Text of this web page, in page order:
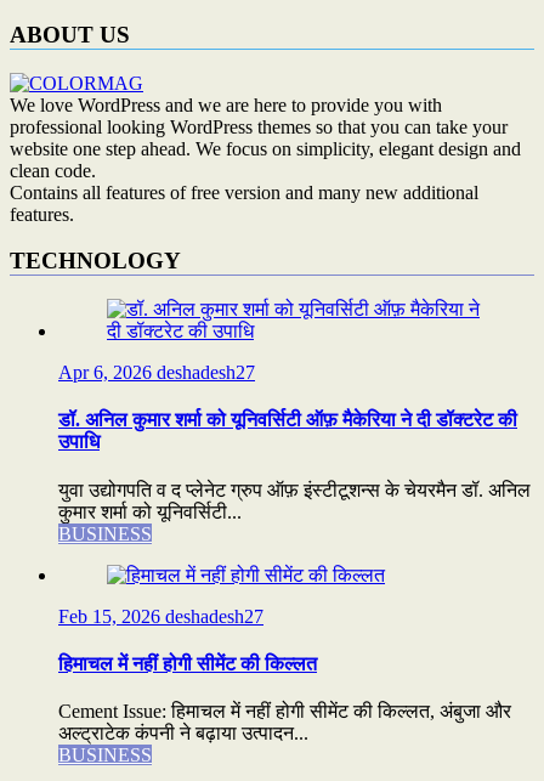
ABOUT US
We love WordPress and we are here to provide you with
professional looking WordPress themes so that you can take your
website one step ahead. We focus on simplicity, elegant design and
clean code.
Contains all features of free version and many new additional
features.
TECHNOLOGY
Apr 6, 2026 deshadesh27
डॉ. अनिल कुमार शर्मा को यूनिवर्सिटी ऑफ़ मैकेरिया ने दी डॉक्टरेट की
उपाधि
युवा उद्योगपति व द प्लेनेट ग्रुप ऑफ़ इंस्टीटूशन्स के चेयरमैन डॉ. अनिल
कुमार शर्मा को यूनिवर्सिटी...
BUSINESS
Feb 15, 2026 deshadesh27
हिमाचल में नहीं होगी सीमेंट की किल्लत
Cement Issue: हिमाचल में नहीं होगी सीमेंट की किल्लत, अंबुजा और
अल्ट्राटेक कंपनी ने बढ़ाया उत्पादन...
BUSINESS